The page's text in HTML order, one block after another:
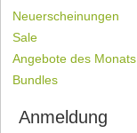
Neuerscheinungen
Sale
Angebote des Monats
Bundles
Anmeldung